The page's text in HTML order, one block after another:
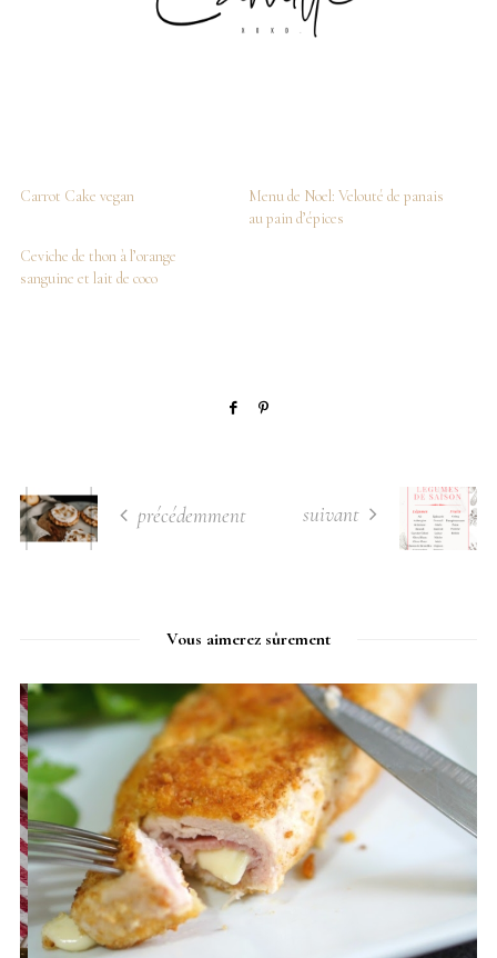
Carrot Cake vegan
Menu de Noel: Velouté de panais
au pain d’épices
Ceviche de thon à l’orange
sanguine et lait de coco
précédemment suivant
Vous aimerez sûrement